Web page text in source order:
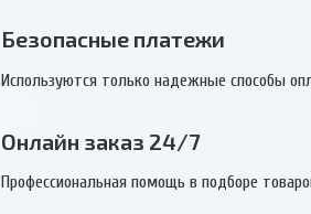
Безопасные платежи
Используются только надежные способы
Онлайн заказ 24/7
Профессиональная помощь в подборе